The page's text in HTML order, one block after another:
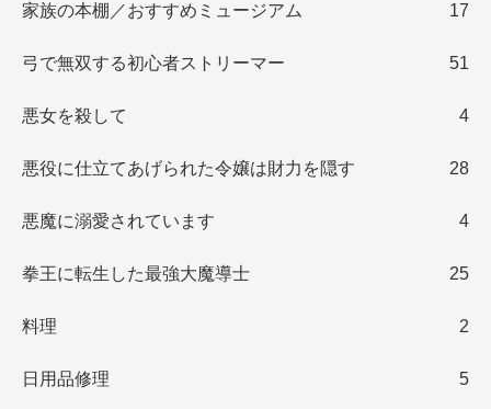
家族の本棚／おすすめミュージアム 17
弓で無双する初心者ストリーマー 51
悪女を殺して 4
悪役に仕立てあげられた令嬢は財力を隠す 28
悪魔に溺愛されています 4
拳王に転生した最強大魔導士 25
料理 2
日用品修理 5